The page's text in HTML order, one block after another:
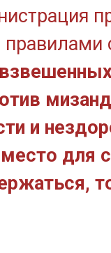
правилами
и
для